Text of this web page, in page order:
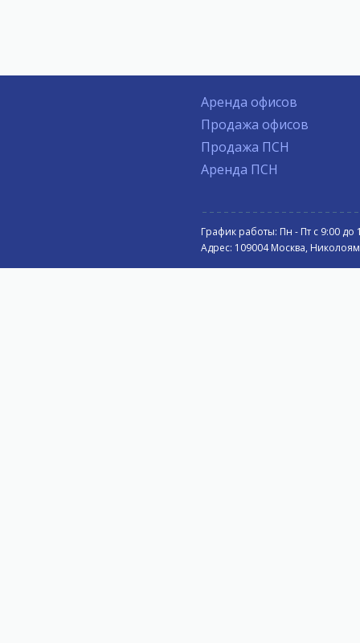
Аренда офисов
Продажа офисов
Продажа ПСН
Аренда ПСН
График работы: Пн - Пт с 9:00 до
Адрес: 109004 Москва,